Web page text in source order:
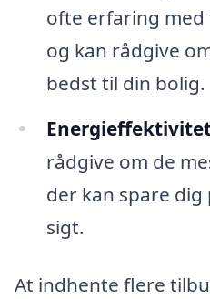
ofte erfaring
og kan rådgive
bedst til din bolig.
rådgive om de
der kan spare
sigt.
At indhente flere